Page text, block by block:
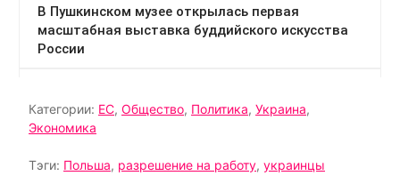
Категории: ЕС, Общество, Политика, Украина,
Экономика
Тэги: Польша, разрешение на работу, украинцы